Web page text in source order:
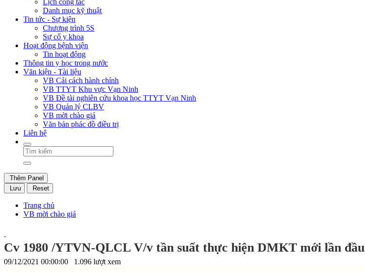
Danh mục kỹ thuật
Tin tức - Sự kiện
Chương trình 5S
Sự cố y khoa
Hoạt động bệnh viện
Tin hoạt động
Thông tin y học trong nước
Văn kiện - Tài liệu
VB Cải cách hành chính
VB TTYT Khu vực Vạn Ninh
VB Đề tài nghiên cứu khoa học TTYT Vạn Ninh
VB Quản lý CLBV
VB mời chào giá
Văn bản phác đồ điều trị
Liên hệ
Thêm Panel
Lưu
Reset
Trang chủ
VB mời chào giá
Cv 1980 /YTVN-QLCL V/v tần suất thực hiện DMKT mới lần
09/12/2021 00:00:00 1.096 lượt xem